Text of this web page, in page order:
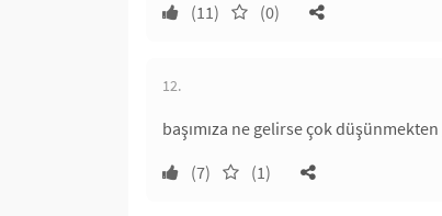
(11)
(0)
12.
başımıza ne gelirse çok
(7)
(1)